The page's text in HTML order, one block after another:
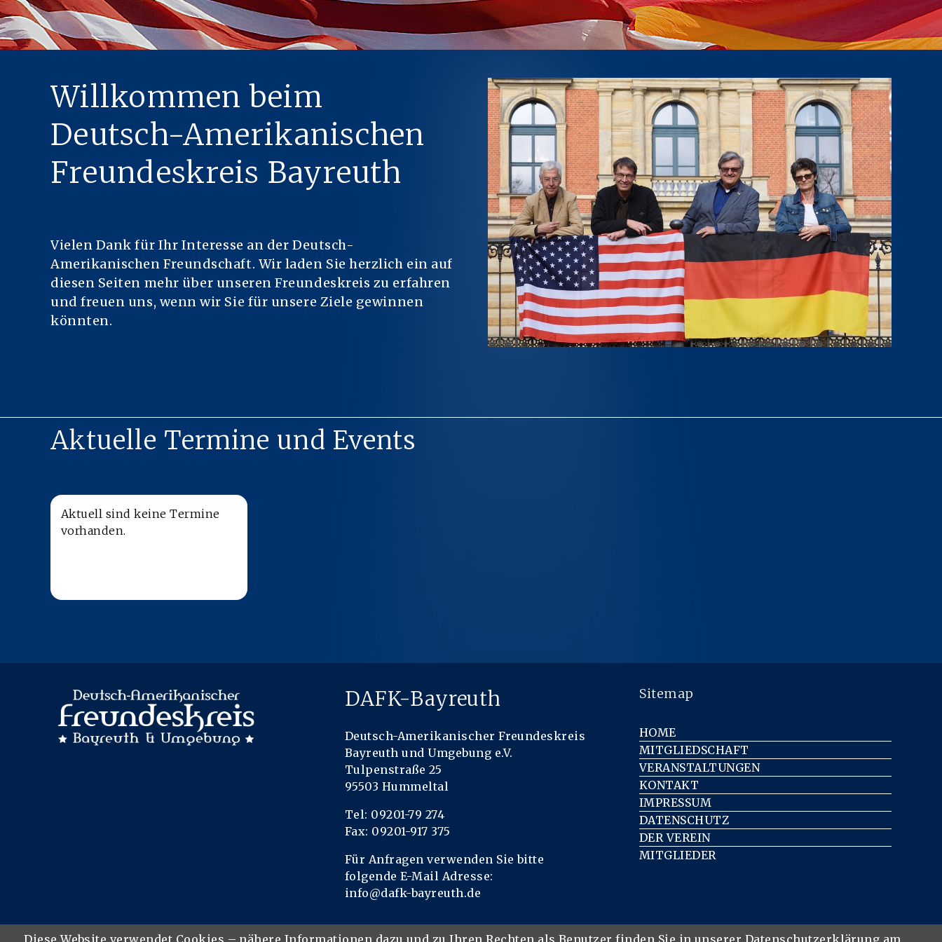
Willkommen beim
Deutsch-Amerikanischen
Freundeskreis Bayreuth
Vielen Dank für Ihr Interesse an der Deutsch-
Amerikanischen Freundschaft. Wir laden Sie herzlich ein auf
diesen Seiten mehr über unseren Freundeskreis zu erfahren
und freuen uns, wenn wir Sie für unsere Ziele gewinnen
könnten.
Aktuelle Termine und Events
Aktuell sind keine Termine
vorhanden.
DAFK-Bayreuth
Deutsch-Amerikanischer Freundeskreis
Bayreuth und Umgebung e.V.
Tulpenstraße 25
95503 Hummeltal
Tel: 09201-79 274
Fax: 09201-917 375
Für Anfragen verwenden Sie bitte
folgende E-Mail Adresse:
info@dafk-bayreuth.de
Sitemap
HOME
MITGLIEDSCHAFT
VERANSTALTUNGEN
KONTAKT
IMPRESSUM
DATENSCHUTZ
DER VEREIN
MITGLIEDER